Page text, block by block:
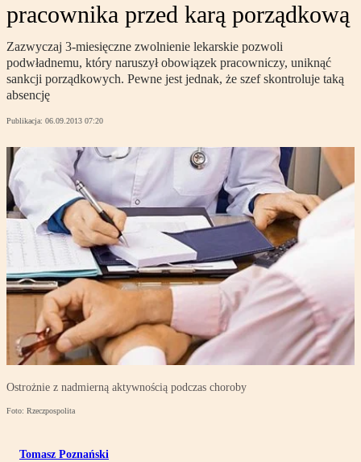
pracownika przed karą porządkową
Zazwyczaj 3-miesięczne zwolnienie lekarskie pozwoli
podwładnemu, który naruszył obowiązek pracowniczy, uniknąć
sankcji porządkowych. Pewne jest jednak, że szef skontroluje taką
absencję
Publikacja: 06.09.2013 07:20
Ostrożnie z nadmierną aktywnością podczas choroby
Foto: Rzeczpospolita
Tomasz Poznański